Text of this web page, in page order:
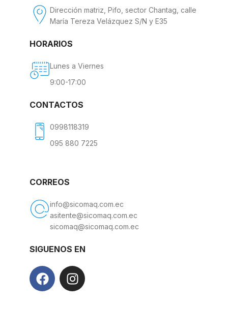
Dirección matriz, Pifo, sector Chantag, calle
María Tereza Velázquez S/N y E35
HORARIOS
Lunes a Viernes
9:00-17:00
CONTACTOS
0998118319
095 880 7225
CORREOS
info@sicomaq.com.ec
asitente@sicomaq.com.ec
sicomaq@sicomaq.com.ec
SIGUENOS EN